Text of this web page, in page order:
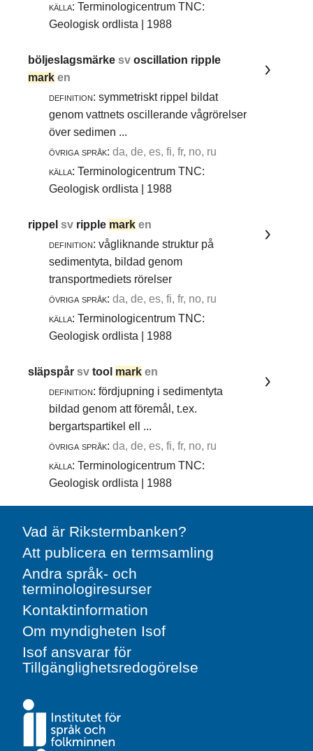
källa: Terminologicentrum TNC:
Geologisk ordlista | 1988
böljeslagsmärkesvoscillation ripple
mark en
definition: symmetriskt rippel bildat
genom vattnets oscillerande vågrörelser
över sedimen ...
övriga språk: da, de, es, fi, fr, no, ru
källa: Terminologicentrum TNC:
Geologisk ordlista | 1988
rippelsv ripple mark en
definition: vågliknande struktur på
sedimentyta, bildad genom
transportmediets rörelser
övriga språk: da, de, es, fi, fr, no, ru
källa: Terminologicentrum TNC:
Geologisk ordlista | 1988
släpspårsvtool mark en
definition: fördjupning i sedimentyta
bildad genom att föremål, t.ex.
bergartspartikel ell ...
övriga språk: da, de, es, fi, fr, no, ru
källa: Terminologicentrum TNC:
Geologisk ordlista | 1988
Vad är Rikstermbanken?
Att publicera en termsamling
Andra språk- och
terminologiresurser
Kontaktinformation
Om myndigheten Isof
Isof ansvarar för
Tillgänglighetsredogörelse